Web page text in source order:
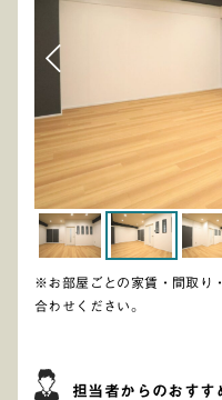
※お部屋ごとの家賃・間取り
合わせください。
担当者からのおすす